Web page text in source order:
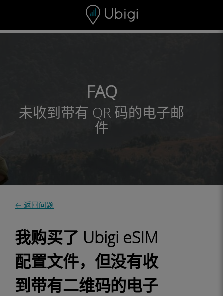
页脚
FAQ
未收到带有 QR 码的电子邮
件
← 返回问题
我购买了 Ubigi eSIM
配置文件，但没有收
到带有二维码的电子